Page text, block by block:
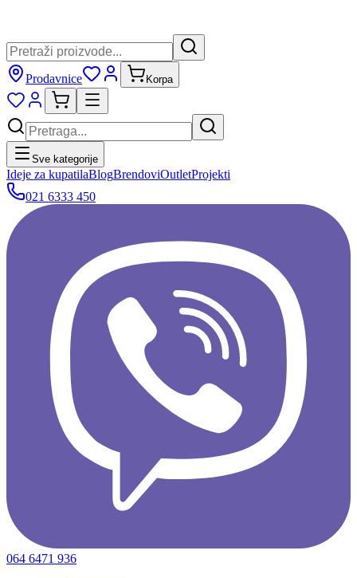
Prodavnice Korpa
Sve kategorije
Ideje za kupatilaBlogBrendoviOutletProjekti
021 6333 450
064 6471 936